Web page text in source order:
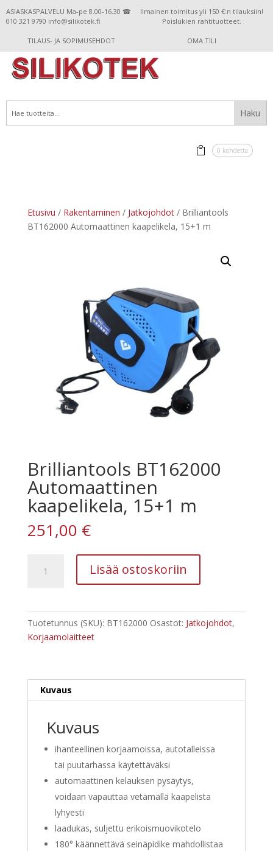
ASIASKASPALVELU Ma-pe 8.00-16.30 ☎
010 321 9790 info@silikotek.fi
Ilmainen toimitus yli 150 €:n tilauksiin!
Poislukien rahtituotteet.
TILAUS- JA SOPIMUSEHDOT OMA TILI
0 kohdetta
Etusivu / Rakentaminen / Jatkojohdot/ Brilliantools
BT162000 Automaattinen kaapelikela, 15+1 m
Brilliantools BT162000
Automaattinen
kaapelikela, 15+1 m
251,00 €
BT162000
määrä
Lisää ostoskoriin
Tuotetunnus (SKU): BT162000 Osastot: Jatkojohdot,
Korjaamolaitteet
Kuvaus
Kuvaus
ihanteellinen korjaamoissa, autotalleissa
tai puutarhassa käytettäväksi
automaattinen kelauksen pysäytys,
voidaan vapauttaa vetämällä kaapelista
lyhyesti
laadukas, suljettu erikoismuovikotelo
180° käännettävä seinäpidike mahdollistaa